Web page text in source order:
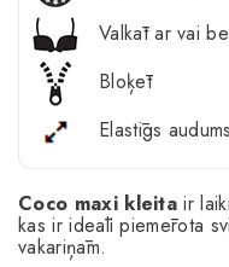
Valkāt ar vai
Bloķēt
Elastīgs audums
Coco maxi kleita ir
kas ir ideāli piemērota
vakariņām.